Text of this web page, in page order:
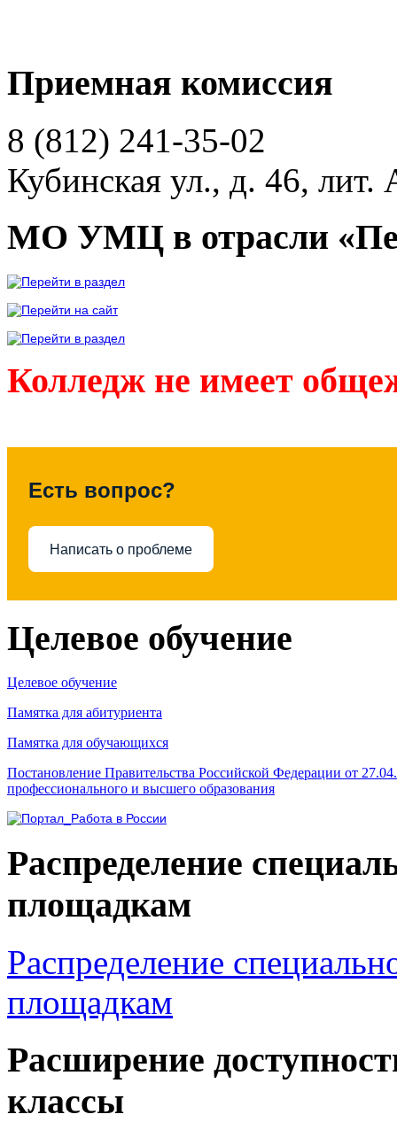
Приемная комиссия
8 (812) 241-35-02
Кубинская ул., д. 46, лит.
МО УМЦ в отрасли
Колледж не имеет
Есть вопрос?
Написать о проблеме
Целевое обучение
Целевое обучение
Памятка для абитуриента
Памятка для обучающихся
Постановление Правительства Российской Федерации от
профессионального и высшего образования
Распределение
площадкам
Распределение
площадкам
Расширение
классы